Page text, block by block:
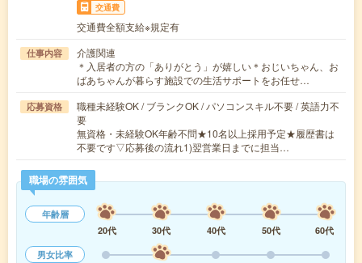
交通費
交通費全額支給※規定有
仕事内容
介護関連
＊入居者の方の「ありがとう」が嬉しい＊おじいちゃん、お
ばあちゃんが暮らす施設での生活サポートをお任せ…
応募資格
職種未経験OK / ブランクOK / パソコンスキル不要 / 英語力不
要
無資格・未経験OK年齢不問★10名以上採用予定★履歴書は
不要です▽応募後の流れ1)翌営業日までに担当…
職場の雰囲気
年齢層
20代
30代 40代 50代
60代
男女比率